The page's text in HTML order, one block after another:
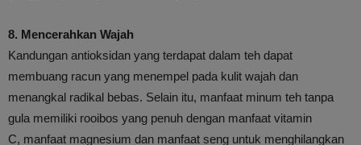
8. Mencerahkan Wajah
Kandungan antioksidan yang terdapat dalam teh dapat
membuang racun yang menempel pada kulit wajah dan
menangkal radikal bebas. Selain itu, manfaat minum teh tanpa
gula memiliki rooibos yang penuh dengan manfaat vitamin
C, manfaat magnesium dan manfaat seng untuk menghilangkan